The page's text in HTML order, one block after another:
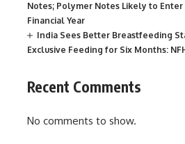
Notes; Polymer Notes Likely to
Financial Year
India Sees Better Breastfeeding
Exclusive Feeding for Six Months:
Recent Comments
No comments to show.